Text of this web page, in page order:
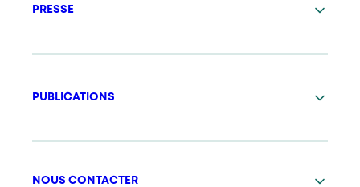
PRESSE
PUBLICATIONS
NOUS CONTACTER